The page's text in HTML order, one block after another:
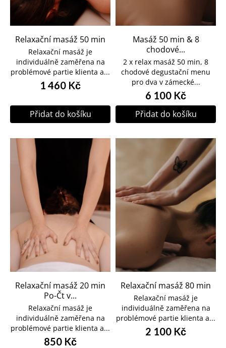
Relaxační masáž 50 min
Relaxační masáž je
individuálně zaměřena na
problémové partie klienta a...
1 460 Kč
Přidat do košíku
Masáž 50 min & 8
chodové...
2 x relax masáž 50 min, 8
chodové degustační menu
pro dva v zámecké...
6 100 Kč
Přidat do košíku
Relaxační masáž 20 min
Po-Čt v...
Relaxační masáž je
individuálně zaměřena na
problémové partie klienta a...
850 Kč
Relaxační masáž 80 min
Relaxační masáž je
individuálně zaměřena na
problémové partie klienta a...
2 100 Kč